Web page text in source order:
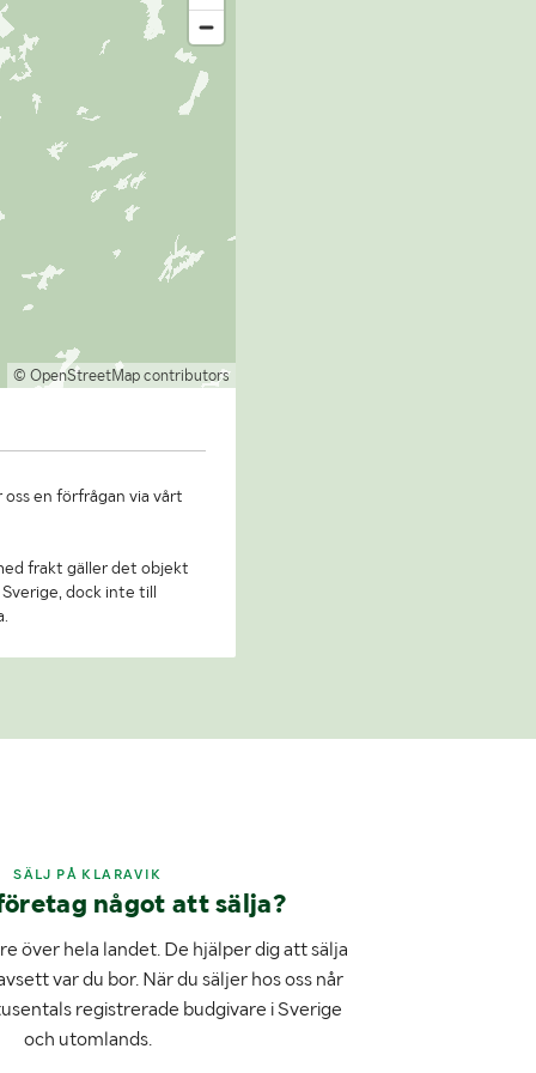
© OpenStreetMap contributors
en förfrågan via vårt
frakt gäller det objekt
dock inte till
SÄLJ PÅ KLARAVIK
något att sälja?
över hela landet. De hjälper dig att sälja
var du bor. När du säljer hos oss når
registrerade budgivare i Sverige
och utomlands.